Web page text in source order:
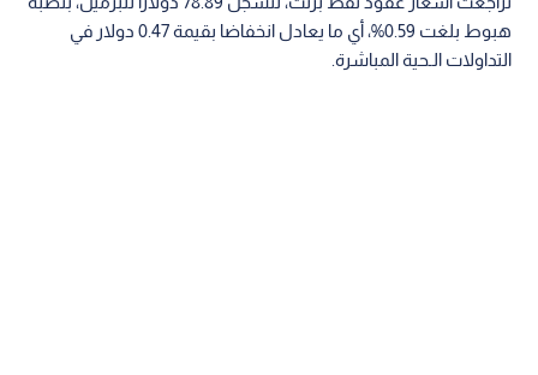
هبوط بلغت 0.59%، أي ما يعادل انخفاضا بقيمة 0.47 دولار في
التداولات الـحية المباشرة.